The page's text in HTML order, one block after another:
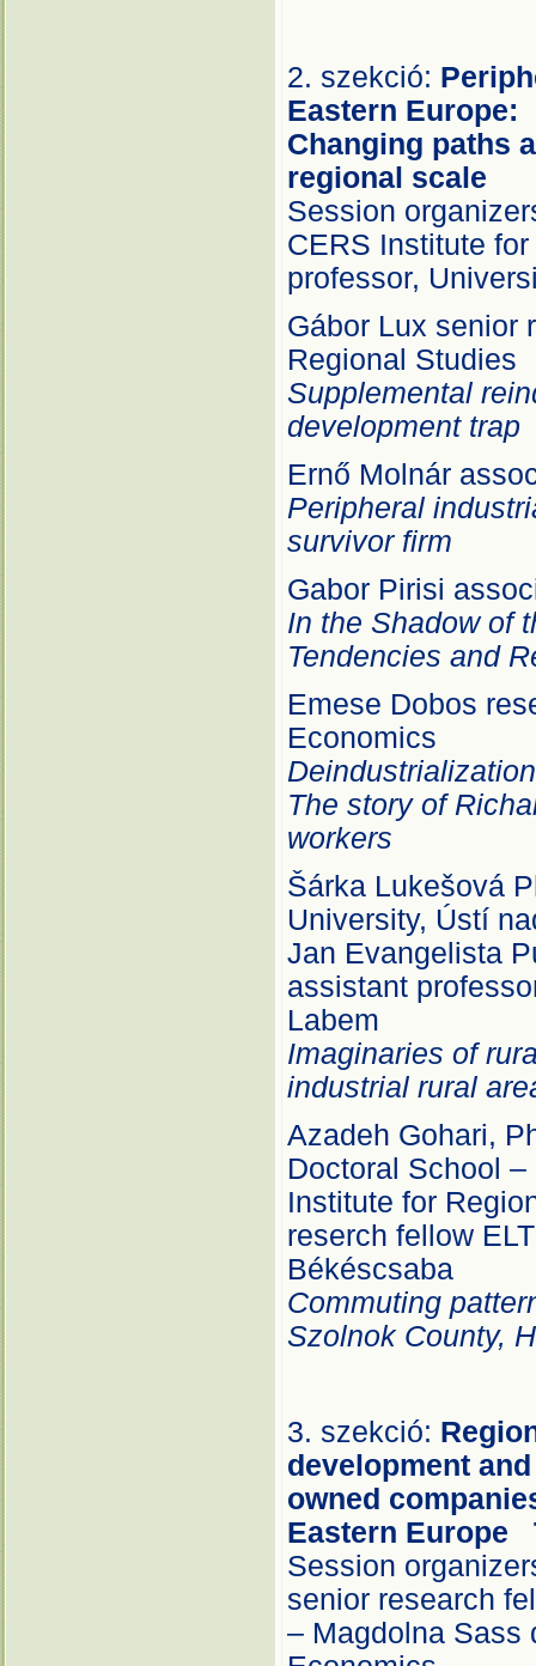
2. szekció:
Eastern
Changing paths
regional scale
Session
CERS Institute
professor,
Gábor Lux senior
Regional Studies
Supplemental
development trap
Ernő Molnár
Peripheral
survivor firm
Gabor Pirisi
In the Shadow of
Tendencies and
Emese Dobos
Economics
The story of
workers
Šárka Lukešová
University, Ústí
Jan Evangelista
assistant
Labem
Imaginaries of
industrial rural
Azadeh Gohari,
Doctoral School
Institute for
reserch fellow
Békéscsaba
Commuting
Szolnok County,
3. szekció:
development
owned
Eastern Europe
Session
senior research
– Magdolna Sass